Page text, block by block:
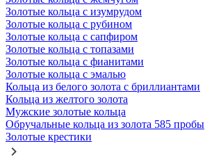
Золотые кольца с изумрудом
Золотые кольца с рубином
Золотые кольца с сапфиром
Золотые кольца с топазами
Золотые кольца с фианитами
Золотые кольца с эмалью
Кольца из белого золота с бриллиантами
Кольца из желтого золота
Мужские золотые кольца
Обручальные кольца из золота 585 пробы
Золотые крестики